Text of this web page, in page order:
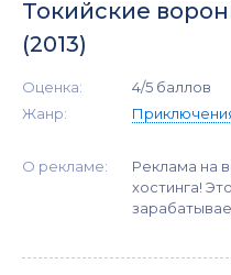
Токийские
(2013)
Оценка:
4/5 баллов
Жанр:
О рекламе:
Реклама на
хостинга!